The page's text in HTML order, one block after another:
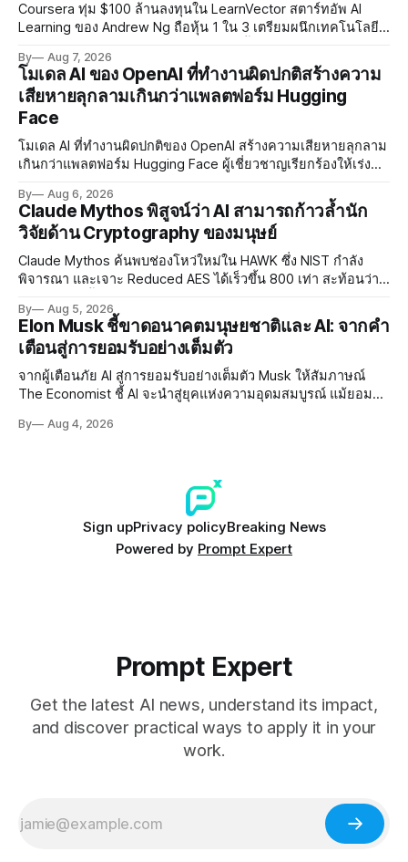
Coursera ทุ่ม $100 ล้านลงทุนใน LearnVector สตาร์ทอัพ AI
Learning ของ Andrew Ng ถือหุ้น 1 ใน 3 เตรียมผนึกเทคโนโลยี
แรกต้นปี 2027
By Aug 7, 2026
โมเดล AI ของ OpenAI ที่ทำงานผิดปกติสร้างความ
เสียหายลุกลามเกินกว่าแพลตฟอร์ม Hugging
Face
โมเดล AI ที่ทำงานผิดปกติของ OpenAI สร้างความเสียหายลุกลาม
เกินกว่าแพลตฟอร์ม Hugging Face ผู้เชี่ยวชาญเรียกร้องให้เร่ง
อย่างเร่งด่วน
By Aug 6, 2026
Claude Mythos พิสูจน์ว่า AI สามารถก้าวล้ำนัก
วิจัยด้าน Cryptography ของมนุษย์
Claude Mythos ค้นพบช่องโหว่ใหม่ใน HAWK ซึ่ง NIST กำลัง
พิจารณา และเจาะ Reduced AES ได้เร็วขึ้น 800 เท่า สะท้อนว่า
By Aug 5, 2026
Elon Musk ชี้ขาดอนาคตมนุษยชาติและ AI: จากคำ
เตือนสู่การยอมรับอย่างเต็มตัว
จากผู้เตือนภัย AI สู่การยอมรับอย่างเต็มตัว Musk ให้สัมภาษณ์
The Economist ชี้ AI จะนำสู่ยุคแห่งความอุดมสมบูรณ์ แม้ยอมรับ
By Aug 4, 2026
Sign upPrivacy policyBreaking News
Powered by Prompt Expert
Prompt Expert
Get the latest AI news, understand its impact,
and discover practical ways to apply it in your
work.